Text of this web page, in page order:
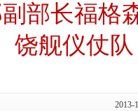
部长福格
饶舰仪仗队